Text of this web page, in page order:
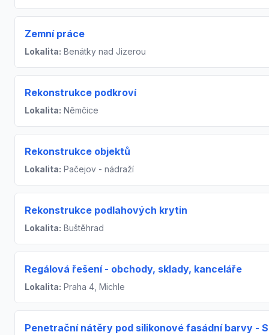
Zemní práce
Lokalita: Benátky nad Jizerou
Rekonstrukce podkroví
Lokalita: Němčice
Rekonstrukce objektů
Lokalita: Pačejov - nádraží
Rekonstrukce podlahových krytin
Lokalita: Buštěhrad
Regálová řešení - obchody, sklady, kanceláře
Lokalita: Praha 4, Michle
Penetrační nátěry pod silikonové fasádní barvy -